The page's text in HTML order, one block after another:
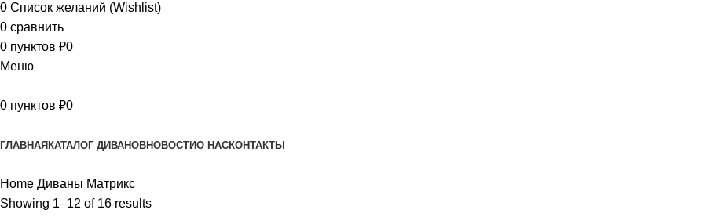
0 Список желаний (Wishlist)
0 сравнить
0 пунктов ₽0
Меню
0 пунктов ₽0
ГЛАВНАЯ КАТАЛОГ ДИВАНОВНОВОСТИО НАСКОНТАКТЫ
Home Диваны Матрикс
Showing 1–12 of 16 results